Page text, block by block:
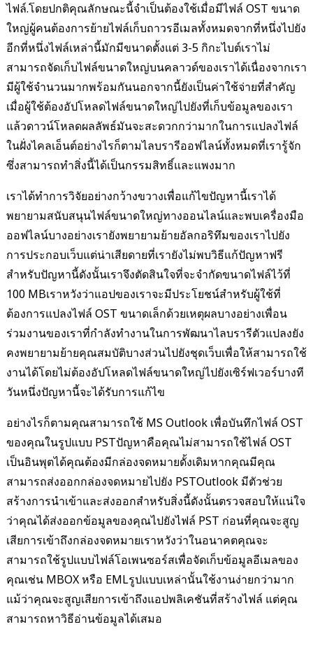
ไฟล์.โดยปกติคุณลักษณะนี้จำเป็นต้องใช้เมื่อมีไฟล์ OST ขนาด
ใหญ่ผู้คนต้องการย้ายไฟล์เก็บถาวรอีเมลทั้งหมดจากที่หนึ่งไปยัง
อีกที่หนึ่งไฟล์เหล่านี้มักมีขนาดตั้งแต่ 3-5 กิกะไบต์เราไม่
สามารถจัดเก็บไฟล์ขนาดใหญ่บนคลาวด์ของเราได้เนื่องจากเรา
มีผู้ใช้จำนวนมากพร้อมกันนอกจากนี้ยังเป็นค่าใช้จ่ายที่สำคัญ
เมื่อผู้ใช้ต้องอัปโหลดไฟล์ขนาดใหญ่ไปยังที่เก็บข้อมูลของเรา
แล้วดาวน์โหลดผลลัพธ์มันจะสะดวกกว่ามากในการแปลงไฟล์
ในฝั่งไคลเอ็นต์อย่างไรก็ตามไลบรารีออฟไลน์ทั้งหมดที่เรารู้จัก
ซึ่งสามารถทำสิ่งนี้ได้เป็นกรรมสิทธิ์และแพงมาก
เราได้ทำการวิจัยอย่างกว้างขวางเพื่อแก้ไขปัญหานี้เราได้
พยายามสนับสนุนไฟล์ขนาดใหญ่ทางออนไลน์และพบเครื่องมือ
ออฟไลน์บางอย่างเรายังพยายามย้ายอัลกอริทึมของเราไปยัง
การประกอบเว็บแต่น่าเสียดายที่เรายังไม่พบวิธีแก้ปัญหาฟรี
สำหรับปัญหานี้ดังนั้นเราจึงตัดสินใจที่จะจำกัดขนาดไฟล์ไว้ที่
100 MBเราหวังว่าแอปของเราจะมีประโยชน์สำหรับผู้ใช้ที่
ต้องการแปลงไฟล์ OST ขนาดเล็กด้วยเหตุผลบางอย่างเพื่อน
ร่วมงานของเราที่กำลังทำงานในการพัฒนาไลบรารีตัวแปลงยัง
คงพยายามย้ายคุณสมบัติบางส่วนไปยังชุดเว็บเพื่อให้สามารถใช้
งานได้โดยไม่ต้องอัปโหลดไฟล์ขนาดใหญ่ไปยังเซิร์ฟเวอร์บางที
วันหนึ่งปัญหานี้จะได้รับการแก้ไข
อย่างไรก็ตามคุณสามารถใช้ MS Outlook เพื่อบันทึกไฟล์ OST
ของคุณในรูปแบบ PSTปัญหาคือคุณไม่สามารถใช้ไฟล์ OST
เป็นอินพุตได้คุณต้องมีกล่องจดหมายดั้งเดิมหากคุณมีคุณ
สามารถส่งออกกล่องจดหมายไปยัง PSTOutlook มีตัวช่วย
สร้างการนำเข้าและส่งออกสำหรับสิ่งนี้ดังนั้นตรวจสอบให้แน่ใจ
ว่าคุณได้ส่งออกข้อมูลของคุณไปยังไฟล์ PST ก่อนที่คุณจะสูญ
เสียการเข้าถึงกล่องจดหมายเราหวังว่าในอนาคตคุณจะ
สามารถใช้รูปแบบไฟล์โอเพนซอร์สเพื่อจัดเก็บข้อมูลอีเมลของ
คุณเช่น MBOX หรือ EMLรูปแบบเหล่านั้นใช้งานง่ายกว่ามาก
แม้ว่าคุณจะสูญเสียการเข้าถึงแอปพลิเคชันที่สร้างไฟล์ แต่คุณ
สามารถหาวิธีอ่านข้อมูลได้เสมอ